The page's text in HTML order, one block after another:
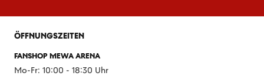
ÖFFNUNGSZEITEN
FANSHOP MEWA ARENA
Mo-Fr: 10:00 - 18:30 Uhr